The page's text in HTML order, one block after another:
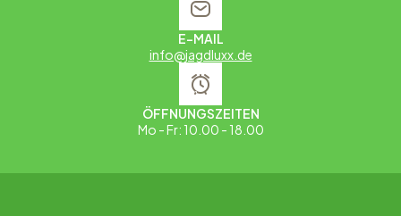
E-MAIL
info@jagdluxx.de
ÖFFNUNGSZEITEN
Mo - Fr: 10.00 - 18.00